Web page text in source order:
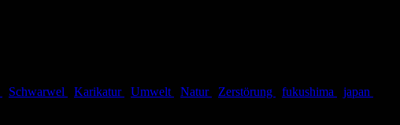
Schwarwel Karikatur Umwelt Natur Zerstörung fukushima japan